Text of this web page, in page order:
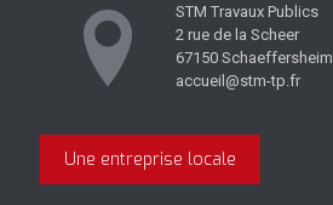
STM Travaux Publics
2 rue de la Scheer
67150 Schaeffersheim
accueil@stm-tp.fr
Une entreprise locale